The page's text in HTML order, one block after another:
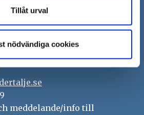
Tillåt urval
nödvändiga cookies
kommun
26
meddelande/info till